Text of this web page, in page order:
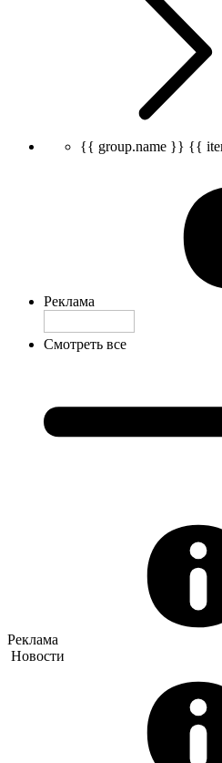
{{ group.name }} {{
Реклама
Смотреть все
Реклама
Новости